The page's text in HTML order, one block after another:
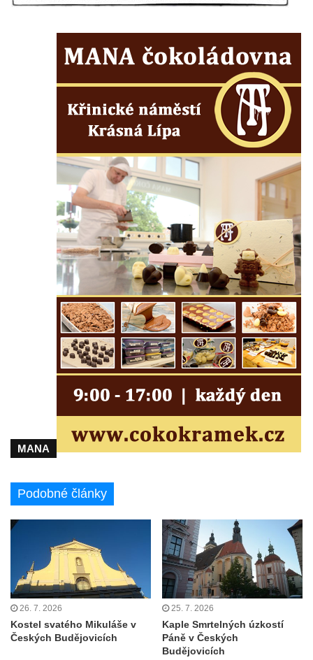
Márnice na hřbitově v Kozlech
Kaple v Oparnu
Crostau
Kaple Nanebevstoupení Panny Marie ve
Kostel Nejsvětější Trojice ve Velenicích
Kostel svatého Vavřince v Okounově
Kostel svatých Petra a Pavla v Semilech
Kostel Nanebevzetí Panny Marie (St. Mariä
Himmelfahrt) v Schirgiswalde
Kostel svaté Máří Magdaleny u hradu
Krasíkov
Kaple Olivetské hory pod věží kostela
svatého Michaela Archanděla v Bochově
Mildeova kaple pod Ortelem
Kostel Zvěstování Panny Marie v Duchcově
Výklenková kaple v Teplické ulici u stadionu
v Duchcově
Evangelický kostel v Duchcově
Kostel svatých Petra a Pavla v Jeníkově
Kaple svaté Anny v Jeníkově
Kaple Panny Marie v Lahošti
Kaple svatého Jana Nepomuckého v
Lahošti
Kostel svatého Mikuláše v Mikulášovicích
Kaple Tří otců v Mikulášovicích
Kaple Matky Boží v Mikulášovicích
Kaple Andělů strážných (Fürleova kaple) v
MANA
Podobné články
26. 7. 2026
Kostel svatého Mikuláše v
Českých Budějovicích
25. 7. 2026
Kaple Smrtelných úzkostí
Páně v Českých
Budějovicích